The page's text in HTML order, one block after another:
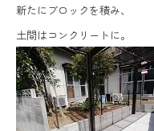
新たにブロックを積み、
土間はコンクリートに。